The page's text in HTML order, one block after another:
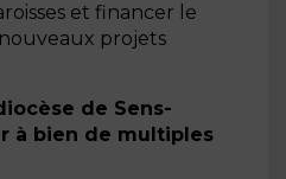
et financer le
projets
de Sens-
à bien de multiples